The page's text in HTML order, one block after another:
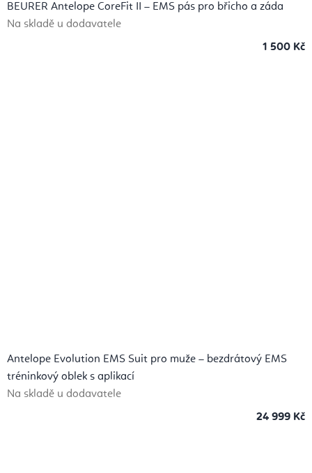
BEURER Antelope CoreFit II – EMS pás pro břicho a záda
Na skladě u dodavatele
1 500 Kč
Antelope Evolution EMS Suit pro muže – bezdrátový EMS
tréninkový oblek s aplikací
Na skladě u dodavatele
24 999 Kč